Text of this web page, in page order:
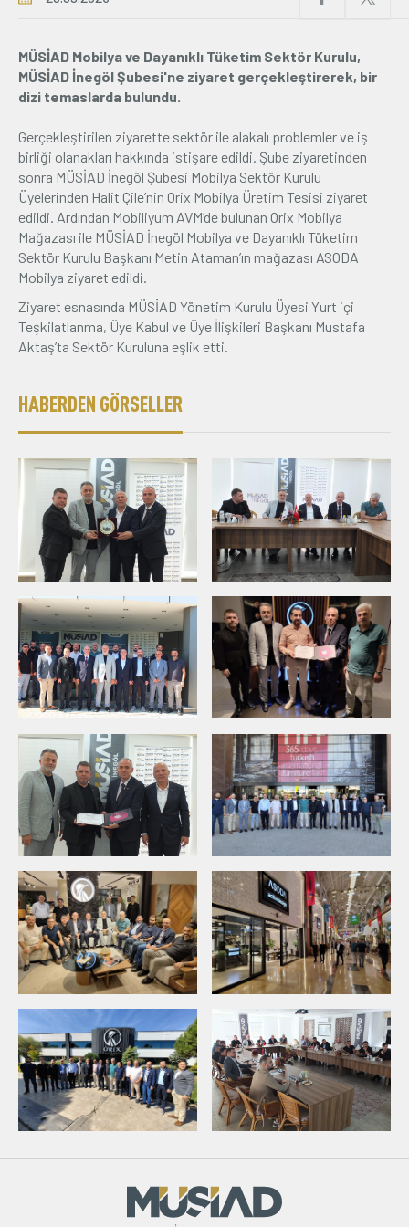
E-İşlemler
İletişim Hakkımızda Galeri
MÜSİAD Mobilya ve Dayanıklı Tüketim Sektör Kurulu,
MÜSİAD İnegöl Şubesi'ne ziyaret gerçekleştirerek, bir
dizi temaslarda bulundu.
Gerçekleştirilen ziyarette sektör ile alakalı problemler ve iş
birliği olanakları hakkında istişare edildi. Şube ziyaretinden
sonra MÜSİAD İnegöl Şubesi Mobilya Sektör Kurulu
Üyelerinden Halit Çile’nin Orix Mobilya Üretim Tesisi ziyaret
edildi. Ardından Mobiliyum AVM’de bulunan Orix Mobilya
Mağazası ile MÜSİAD İnegöl Mobilya ve Dayanıklı Tüketim
Sektör Kurulu Başkanı Metin Ataman’ın mağazası ASODA
Mobilya ziyaret edildi.
Ziyaret esnasında MÜSİAD Yönetim Kurulu Üyesi Yurt içi
Teşkilatlanma, Üye Kabul ve Üye İlişkileri Başkanı Mustafa
Aktaş’ta Sektör Kuruluna eşlik etti.
HABERDEN GÖRSELLER